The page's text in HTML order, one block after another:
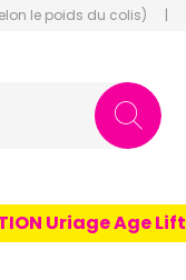
le poids du colis) |
Uriage Age Lift -30%